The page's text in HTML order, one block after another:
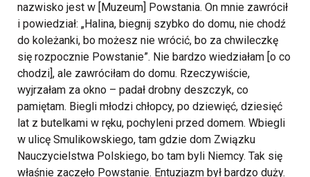
nazwisko jest w [Muzeum] Powstania. On mnie zawrócił
i powiedział: „Halina, biegnij szybko do domu, nie chodź
do koleżanki, bo możesz nie wrócić, bo za chwileczkę
się rozpocznie Powstanie”. Nie bardzo wiedziałam [o co
chodzi], ale zawróciłam do domu. Rzeczywiście,
wyjrzałam za okno – padał drobny deszczyk, co
pamiętam. Biegli młodzi chłopcy, po dziewięć, dziesięć
lat z butelkami w ręku, pochyleni przed domem. Wbiegli
w ulicę Smulikowskiego, tam gdzie dom Związku
Nauczycielstwa Polskiego, bo tam byli Niemcy. Tak się
właśnie zaczęło Powstanie. Entuzjazm był bardzo duży.